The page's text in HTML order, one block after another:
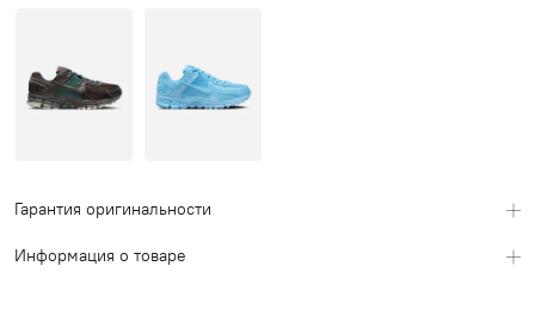
Гарантия оригинальности
Информация о товаре